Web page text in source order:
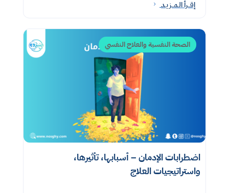
إقــرأ الـمــزيـد 5
الصحة النفسية والعلاج النفسي
اضطرابات الإدمان – أسبابها، تأثيرها،
واستراتيجيات العلاج